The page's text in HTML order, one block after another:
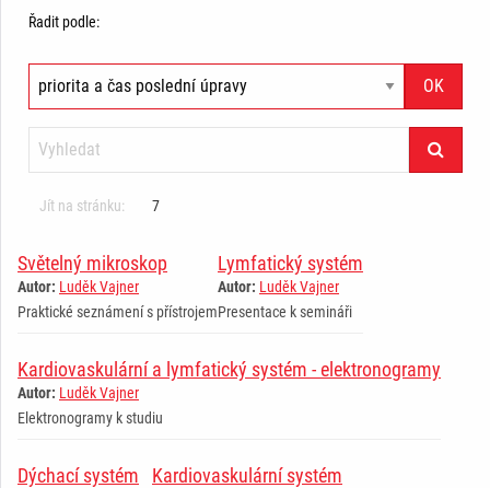
Řadit podle:
Jít na stránku: 7
Světelný mikroskop
Autor: Luděk Vajner
Praktické seznámení s přístrojem
Lymfatický systém
Autor: Luděk Vajner
Presentace k semináři
Kardiovaskulární a lymfatický systém - elektronogramy
Autor: Luděk Vajner
Elektronogramy k studiu
Dýchací systém Kardiovaskulární systém